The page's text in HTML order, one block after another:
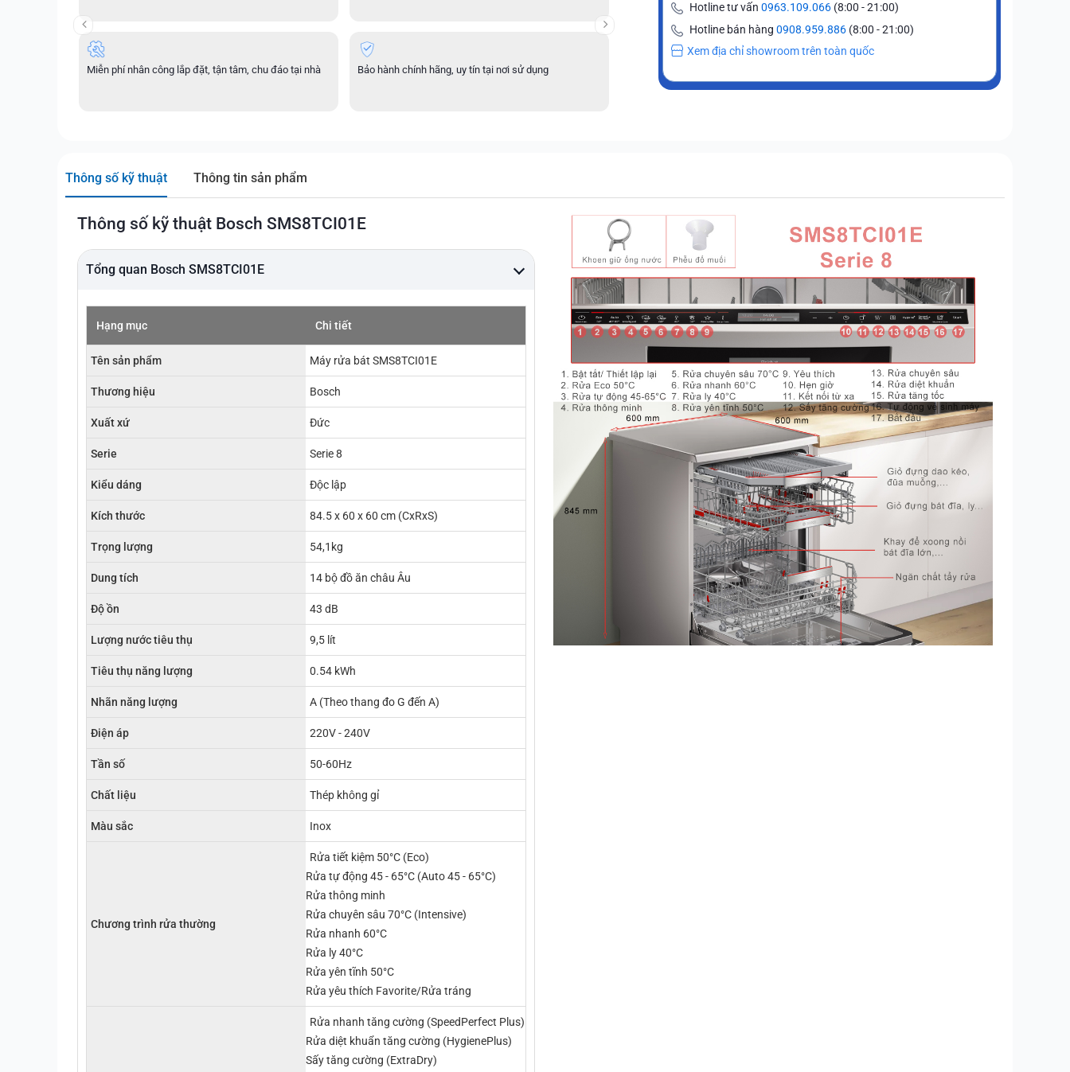
Miễn phí nhân công lắp đặt, tận tâm, chu đáo tại nhà Bảo hành chính hãng, uy tín tại nơi sử dụng
Hotline tư vấn 0963.109.066 (8:00 - 21:00)
Hotline bán hàng 0908.959.886 (8:00 - 21:00)
Xem địa chỉ showroom trên toàn quốc
Thông số kỹ thuật Thông tin sản phẩm
Thông số kỹ thuật Bosch SMS8TCI01E
Tổng quan Bosch SMS8TCI01E
Hạng mục Chi tiết
Tên sản phẩm Máy rửa bát SMS8TCI01E
Thương hiệu Bosch
Xuất xứ Đức
Serie Serie 8
Kiểu dáng Độc lập
Kích thước 84.5 x 60 x 60 cm (CxRxS)
Trọng lượng 54,1kg
Dung tích 14 bộ đồ ăn châu Âu
Độ ồn 43 dB
Lượng nước tiêu thụ 9,5 lít
Tiêu thụ năng lượng 0.54 kWh
Nhãn năng lượng A (Theo thang đo G đến A)
Điện áp 220V - 240V
Tần số 50-60Hz
Chất liệu Thép không gỉ
Màu sắc Inox
Chương trình rửa thường
Rửa tiết kiệm 50°C (Eco)
Rửa tự động 45 - 65°C (Auto 45 - 65°C)
Rửa thông minh
Rửa chuyên sâu 70°C (Intensive)
Rửa nhanh 60°C
Rửa ly 40°C
Rửa yên tĩnh 50°C
Rửa yêu thích Favorite/Rửa tráng
Rửa nhanh tăng cường (SpeedPerfect Plus)
Rửa diệt khuẩn tăng cường (HygienePlus)
Sấy tăng cường (ExtraDry)